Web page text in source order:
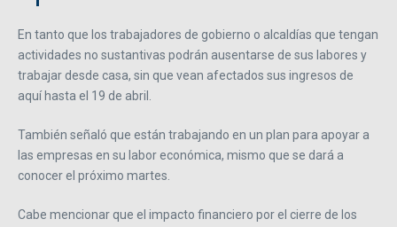
En tanto que los trabajadores de gobierno o alcaldías que tengan
actividades no sustantivas podrán ausentarse de sus labores y
trabajar desde casa, sin que vean afectados sus ingresos de
aquí hasta el 19 de abril.
También señaló que están trabajando en un plan para apoyar a
las empresas en su labor económica, mismo que se dará a
conocer el próximo martes.
Cabe mencionar que el impacto financiero por el cierre de los